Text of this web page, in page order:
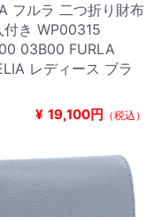
フルラ 二つ折り財布
付き WP00315
03B00 FURLA
レディース ブラ
¥ 19,100円 （税込）